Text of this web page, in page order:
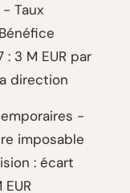
Taux
3 M EUR par
direction
-
imposable
: écart